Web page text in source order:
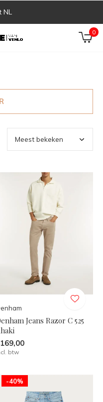
0
NL
Jeans Razor C 525
btw
-40%